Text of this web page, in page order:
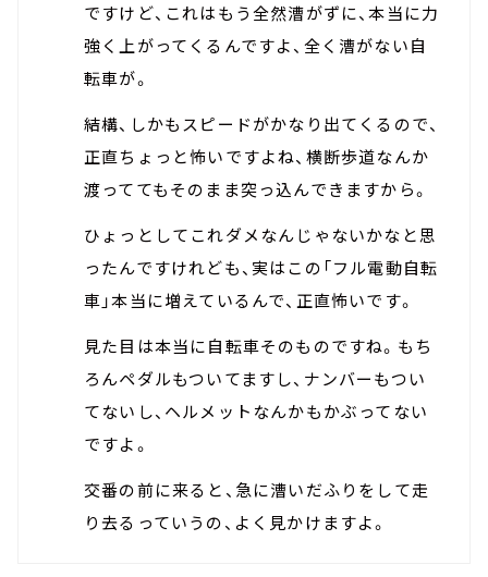
ですけど、これはもう全然漕がずに、本当に力
強く上がってくるんですよ、全く漕がない自
転車が。
結構、しかもスピードがかなり出てくるので、
正直ちょっと怖いですよね、横断歩道なんか
渡っててもそのまま突っ込んできますから。
ひょっとしてこれダメなんじゃないかなと思
ったんですけれども、実はこの「フル電動自転
車」本当に増えているんで、正直怖いです。
見た目は本当に自転車そのものですね。もち
ろんペダルもついてますし、ナンバーもつい
てないし、ヘルメットなんかもかぶってない
ですよ。
交番の前に来ると、急に漕いだふりをして走
り去るっていうの、よく見かけますよ。